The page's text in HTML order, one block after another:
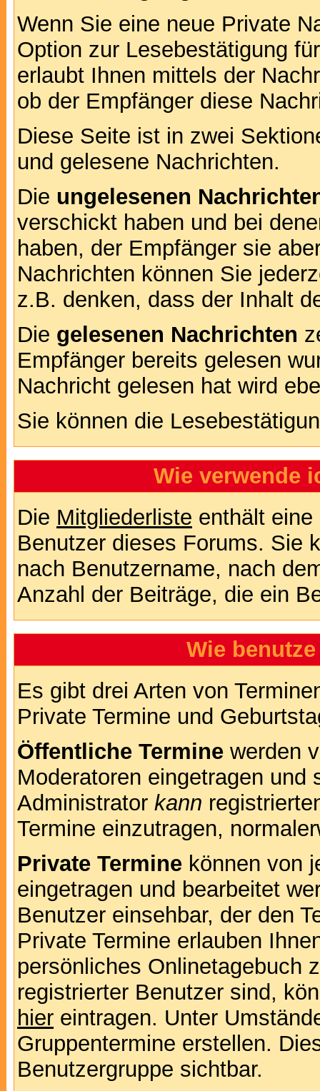
Wenn Sie eine neue Private
Option zur Lesebestätigung
erlaubt Ihnen mittels der
ob der Empfänger diese
Diese Seite ist in zwei
und gelesene Nachrichten.
Die ungelesenen
verschickt haben und bei
haben, der Empfänger sie
Nachrichten können Sie
z.B. denken, dass der Inhalt
Die gelesenen Nachrichten
Empfänger bereits gelesen
Nachricht gelesen hat wird
Sie können die
Wie verwende
Die Mitgliederliste enthält
Benutzer dieses Forums. Sie
nach Benutzername, nach
Anzahl der Beiträge, die ein
Wie
Es gibt drei Arten von
Private Termine und
Öffentliche Termine werden
Moderatoren eingetragen und
Administrator kann
Termine einzutragen,
Private Termine können von
eingetragen und bearbeitet
Benutzer einsehbar, der den
Private Termine erlauben
persönliches Onlinetagebuch
registrierter Benutzer sind,
hier eintragen. Unter
Gruppentermine erstellen.
Benutzergruppe sichtbar.